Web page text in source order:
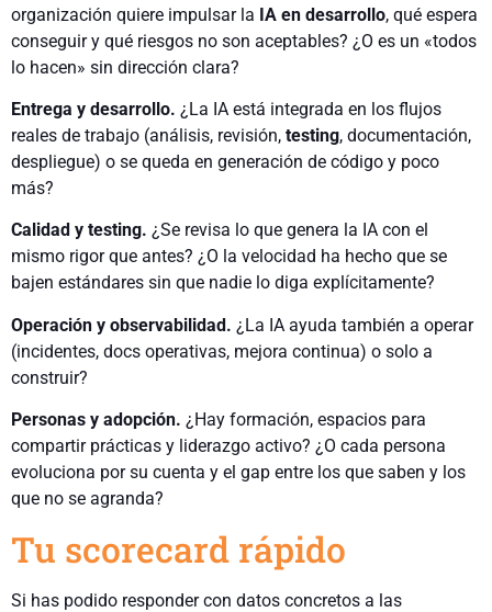
organización quiere impulsar la IA en desarrollo, qué espera
conseguir y qué riesgos no son aceptables? ¿O es un «todos
lo hacen» sin dirección clara?
Entrega y desarrollo. ¿La IA está integrada en los flujos
reales de trabajo (análisis, revisión, testing, documentación,
despliegue) o se queda en generación de código y poco
más?
Calidad y testing. ¿Se revisa lo que genera la IA con el
mismo rigor que antes? ¿O la velocidad ha hecho que se
bajen estándares sin que nadie lo diga explícitamente?
Operación y observabilidad. ¿La IA ayuda también a operar
(incidentes, docs operativas, mejora continua) o solo a
construir?
Personas y adopción. ¿Hay formación, espacios para
compartir prácticas y liderazgo activo? ¿O cada persona
evoluciona por su cuenta y el gap entre los que saben y los
que no se agranda?
Tu scorecard rápido
Si has podido responder con datos concretos a las